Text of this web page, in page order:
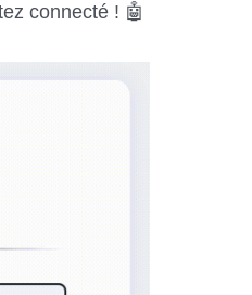
connecté ! 🤖